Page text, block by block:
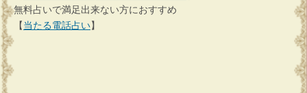
無料占いで満足出来ない方におすすめ
【当たる電話占い】